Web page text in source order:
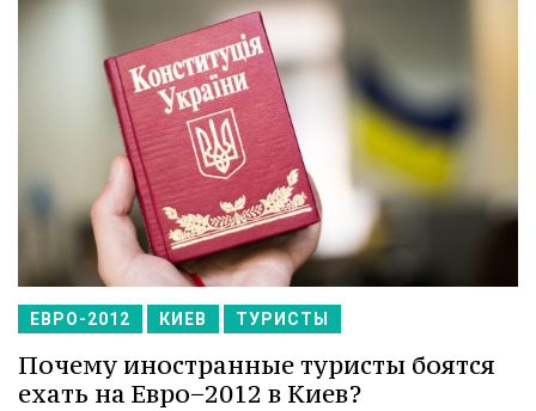
ЕВРО-2012 КИЕВ ТУРИСТЫ
Почему иностранные туристы боятся
ехать на Евро−2012 в Киев?